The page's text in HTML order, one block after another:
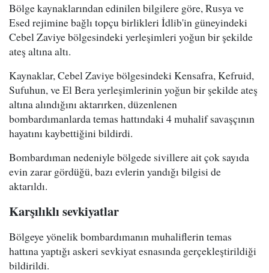
Bölge kaynaklarından edinilen bilgilere göre, Rusya ve
Esed rejimine bağlı topçu birlikleri İdlib'in güneyindeki
Cebel Zaviye bölgesindeki yerleşimleri yoğun bir şekilde
ateş altına altı.
Kaynaklar, Cebel Zaviye bölgesindeki Kensafra, Kefruid,
Sufuhun, ve El Bera yerleşimlerinin yoğun bir şekilde ateş
altına alındığını aktarırken, düzenlenen
bombardımanlarda temas hattındaki 4 muhalif savaşçının
hayatını kaybettiğini bildirdi.
Bombardıman nedeniyle bölgede sivillere ait çok sayıda
evin zarar gördüğü, bazı evlerin yandığı bilgisi de
aktarıldı.
Karşılıklı sevkiyatlar
Bölgeye yönelik bombardımanın muhaliflerin temas
hattına yaptığı askeri sevkiyat esnasında gerçekleştirildiği
bildirildi.